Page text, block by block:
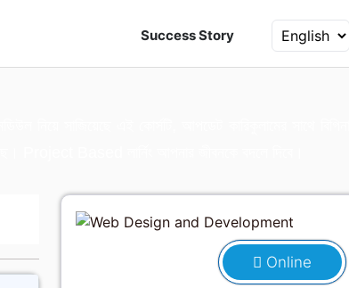
Success Story
Online